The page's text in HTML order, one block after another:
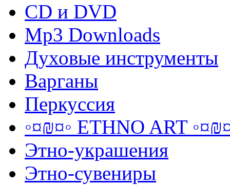
CD и DVD
Mp3 Downloads
Духовые инструменты
Варганы
Перкуссия
◦¤₪¤◦ ETHNO ART
Этно-украшения
Этно-сувениры